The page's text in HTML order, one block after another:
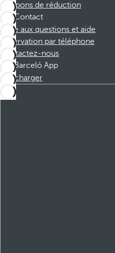
Coupons de réduction
Contact
Foire aux questions et aide
Réservation par téléphone
Contactez-nous
Barceló App
Télécharger